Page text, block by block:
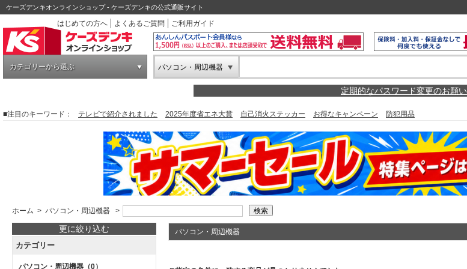
ケーズデンキオンラインショップ - ケーズデンキの公式通販サイト
はじめての方へ
よくあるご質問 ご利用ガイド
カテゴリーから選ぶ パソコン・周辺機器
定期的なパスワード変更のお願い
■注目のキーワード： テレビで紹介されました 2025年度省エネ大賞 自己消火ステッカー お得なキャンペーン 防犯用品
ホーム > パソコン・周辺機器 >
更に絞り込む
カテゴリー
パソコン・周辺機器 （0）
パソコン・周辺機器